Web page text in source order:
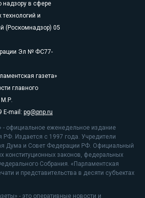
в сфере
и
(Роскомнадзор) 05
Эл № ФС77-
газета»
главного
М.Р.
E-mail: pg@pnp.ru
- официальное еженедельное издание
РФ. Издается с 1997 года. Учредители
Дума и Совет Федерации РФ. Официальный
конституционных законов, федеральных
Собрания. «Парламентская
и представительства в десяти субъектах
- это оперативные новости и